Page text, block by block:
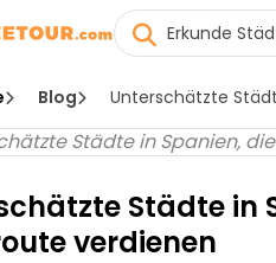
Blog Unterschätzte
Städte in
verdienen